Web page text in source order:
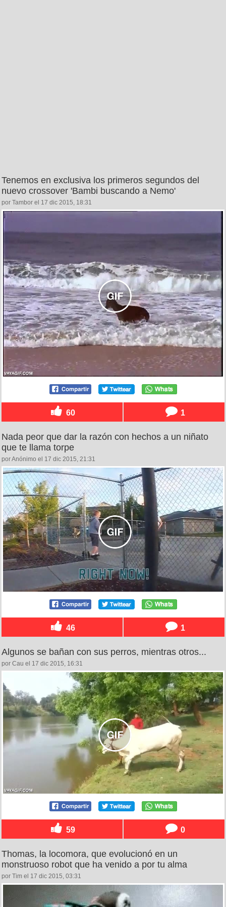
Tenemos en exclusiva los primeros segundos del
nuevo crossover 'Bambi buscando a Nemo'
por Tambor el 17 dic 2015, 18:31
60 1
Nada peor que dar la razón con hechos a un niñato
que te llama torpe
por Anónimo el 17 dic 2015, 21:31
46 1
Algunos se bañan con sus perros, mientras otros...
por Cau el 17 dic 2015, 16:31
59 0
Thomas, la locomora, que evolucionó en un
monstruoso robot que ha venido a por tu alma
por Tim el 17 dic 2015, 03:31